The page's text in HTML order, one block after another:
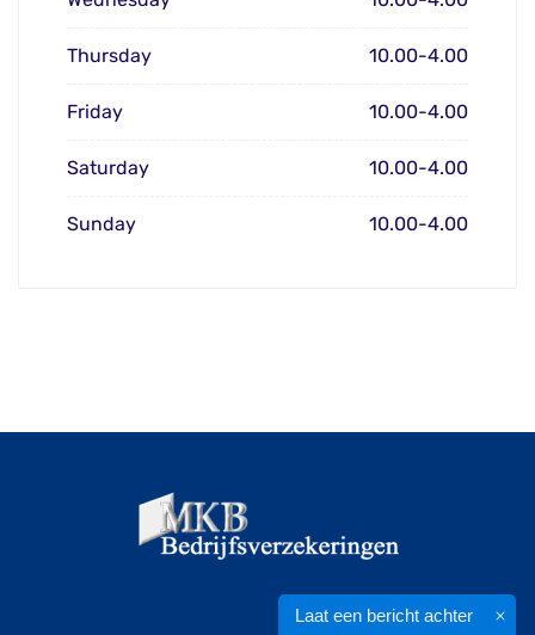
Laat een bericht achter
Thursday 10.00-4.00
Friday 10.00-4.00
Saturday 10.00-4.00
Sunday 10.00-4.00